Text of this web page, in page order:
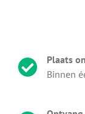
Plaats
Binnen